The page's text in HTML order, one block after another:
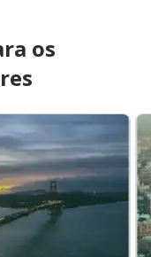
os